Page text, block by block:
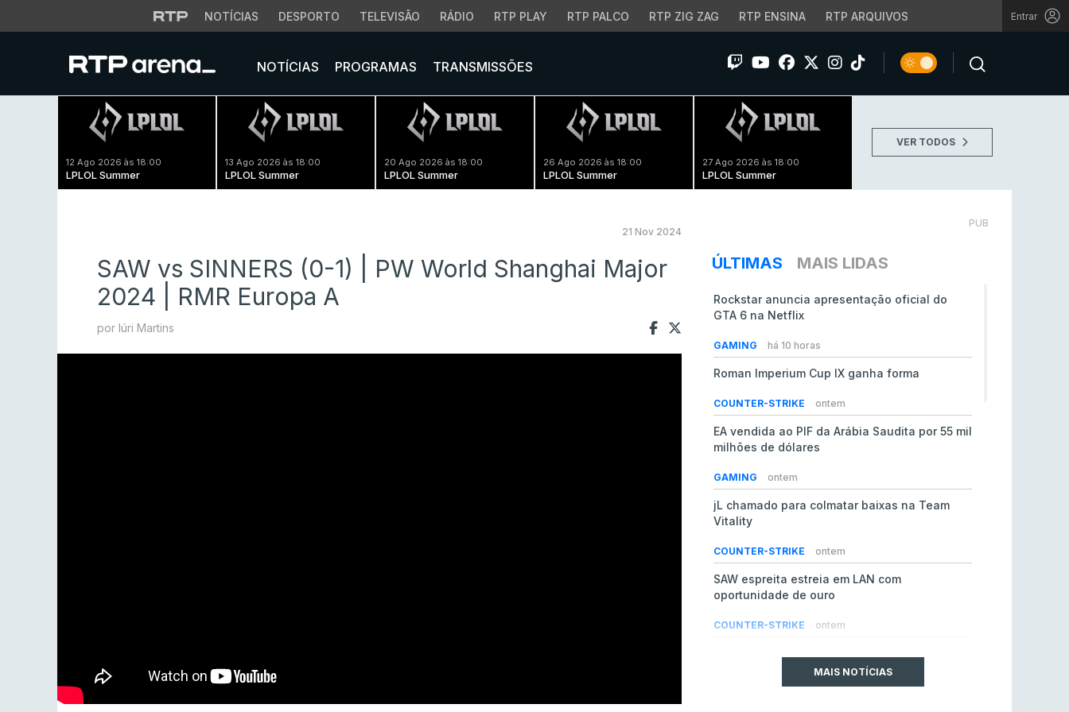
NOTÍCIAS DESPORTO TELEVISÃO RÁDIO RTP PLAY RTP PALCO RTP ZIG ZAG RTP ENSINA RTP ARQUIVOS Entrar
NOTÍCIAS PROGRAMAS TRANSMISSÕES
12 Ago 2026 às 18:00
LPLOL Summer
13 Ago 2026 às 18:00
LPLOL Summer
20 Ago 2026 às 18:00
LPLOL Summer
26 Ago 2026 às 18:00
LPLOL Summer
27 Ago 2026 às 18:00
LPLOL Summer
VER TODOS
21 Nov 2024
SAW vs SINNERS (0-1) | PW World Shanghai Major
2024 | RMR Europa A
por Iúri Martins
PUB
ÚLTIMAS MAIS LIDAS
Rockstar anuncia apresentação oficial do
GTA 6 na Netflix
GAMING há 10 horas
Roman Imperium Cup IX ganha forma
COUNTER-STRIKE ontem
EA vendida ao PIF da Arábia Saudita por 55 mil
milhões de dólares
GAMING ontem
jL chamado para colmatar baixas na Team
Vitality
COUNTER-STRIKE ontem
SAW espreita estreia em LAN com
oportunidade de ouro
COUNTER-STRIKE ontem
do Counter-Strike 2MAIS NOTÍCIAS